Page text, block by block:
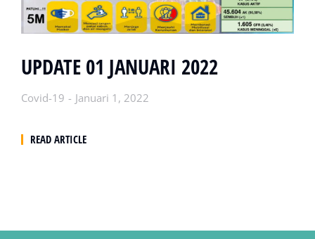
UPDATE 01 JANUARI 2022
Covid-19 Januari 1, 2022
READ ARTICLE